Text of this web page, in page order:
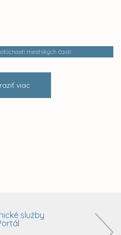
mestských častí
viac